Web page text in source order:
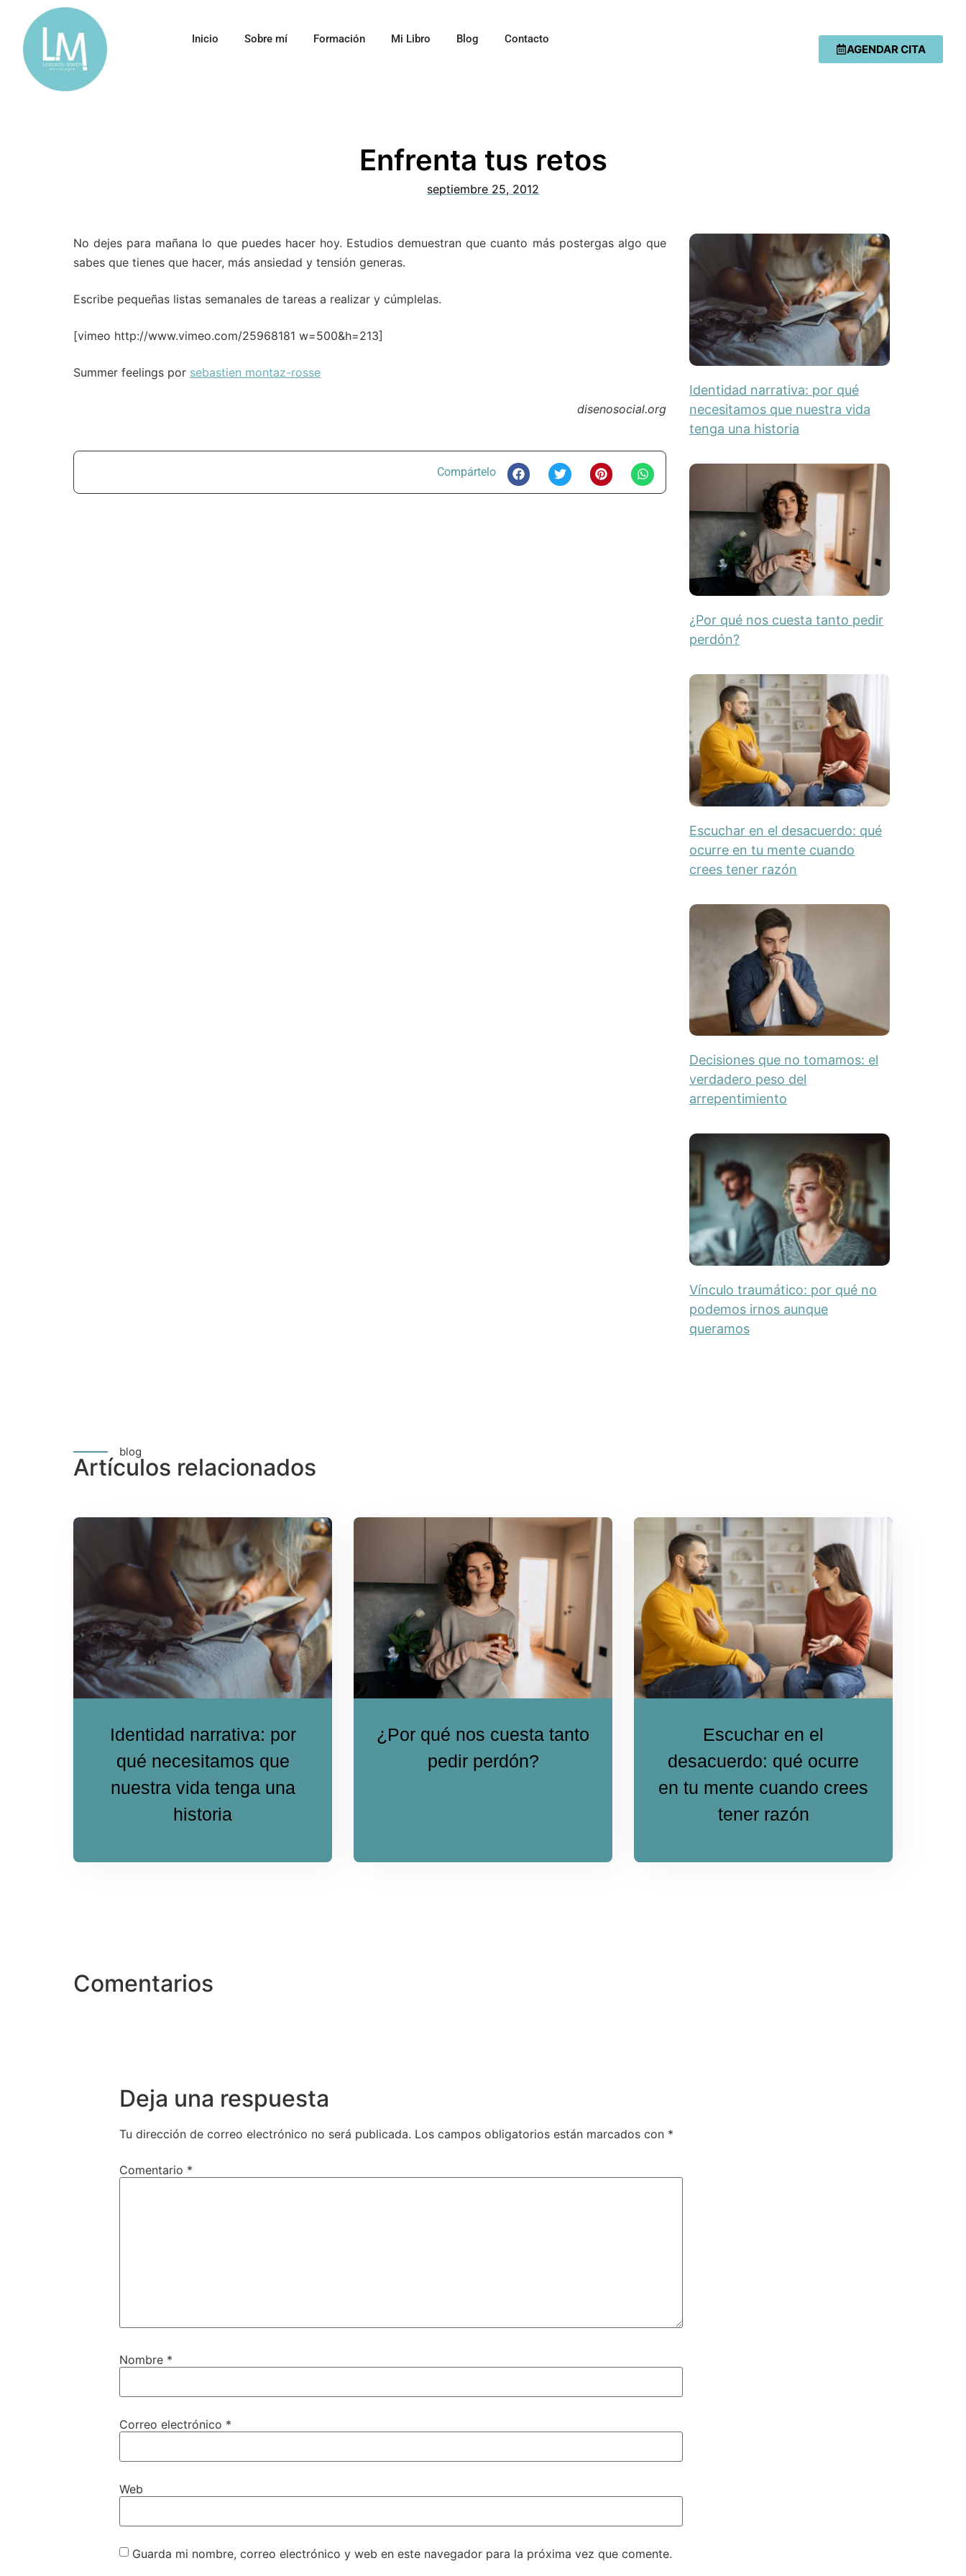
Inicio Sobre mí Formación Mi Libro Blog Contacto
AGENDAR CITA
Enfrenta tus retos
septiembre 25, 2012
No dejes para mañana lo que puedes hacer hoy. Estudios demuestran que cuanto más postergas algo que
sabes que tienes que hacer, más ansiedad y tensión generas.
Escribe pequeñas listas semanales de tareas a realizar y cúmplelas.
[vimeo http://www.vimeo.com/25968181 w=500&h=213]
Summer feelings por sebastien montaz-rosse
disenosocial.org
Compártelo
Identidad narrativa: por qué
necesitamos que nuestra vida
tenga una historia
¿Por qué nos cuesta tanto pedir
perdón?
Escuchar en el desacuerdo: qué
ocurre en tu mente cuando
crees tener razón
Decisiones que no tomamos: el
verdadero peso del
arrepentimiento
Vínculo traumático: por qué no
podemos irnos aunque
queramos
blog
Artículos relacionados
Identidad narrativa: por
qué necesitamos que
nuestra vida tenga una
historia
¿Por qué nos cuesta tanto
pedir perdón?
Escuchar en el
desacuerdo: qué ocurre
en tu mente cuando crees
tener razón
Comentarios
Deja una respuesta
Tu dirección de correo electrónico no será publicada. Los campos obligatorios están marcados con *
Comentario *
Nombre *
Correo electrónico *
Web
Guarda mi nombre, correo electrónico y web en este navegador para la próxima vez que comente.